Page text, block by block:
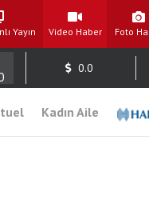
Yayın Video Haber Foto
0.0
Kadın Aile